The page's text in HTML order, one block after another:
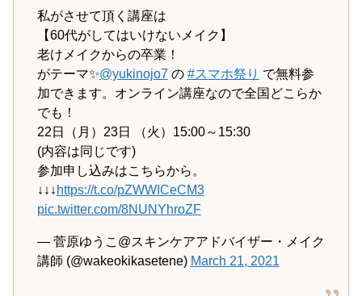
私がさせて頂く講座は
【60代がしてはいけないメイク】
老けメイクからの卒業！
がテーマ✨@yukinojo7 の #スマホ祭り で無料参
加できます。オンライン講座なので全国どこらか
でも！
22日（月）23日 （火）15:00～15:30
(内容は同じです)
参加申し込みはこちらから。
↓↓↓ https://t.co/pZWWICeCM3
pic.twitter.com/8NUNYhroZF
— 菅原ゆうこ@スキンケアアドバイザー・メイク
講師 (@wakeokikasetene) March 21, 2021